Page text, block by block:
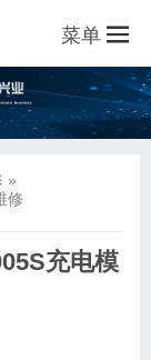
菜单
»
修
充电模